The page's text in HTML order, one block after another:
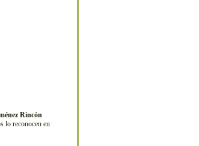
Rincón
lo reconocen en